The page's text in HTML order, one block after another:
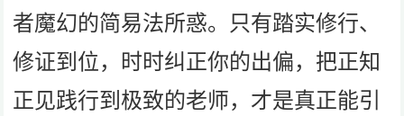
者魔幻的简易法所惑。只有踏实修行、
修证到位，时时纠正你的出偏，把正知
正见践行到极致的老师，才是真正能引